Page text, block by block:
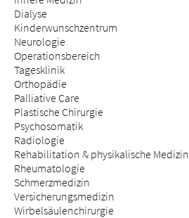
Dialyse
Kinderwunschzentrum
Neurologie
Operationsbereich
Tagesklinik
Orthopädie
Palliative Care
Plastische Chirurgie
Psychosomatik
Radiologie
Rehabilitation & physikalische Medizin
Rheumatologie
Schmerzmedizin
Versicherungsmedizin
Wirbelsäulenchirurgie